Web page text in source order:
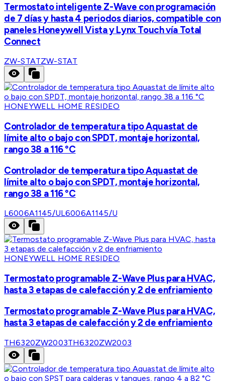
Termostato inteligente Z-Wave con programación
de 7 días y hasta 4 periodos diarios, compatible con
paneles Honeywell Vista y Lynx Touch vía Total
Connect
ZW-STATZW-STAT
HONEYWELL HOME RESIDEO
Controlador de temperatura tipo Aquastat de
límite alto o bajo con SPDT, montaje horizontal,
rango 38 a 116 °C
Controlador de temperatura tipo Aquastat de
límite alto o bajo con SPDT, montaje horizontal,
rango 38 a 116 °C
L6006A1145/UL6006A1145/U
HONEYWELL HOME RESIDEO
Termostato programable Z-Wave Plus para HVAC,
hasta 3 etapas de calefacción y 2 de enfriamiento
Termostato programable Z-Wave Plus para HVAC,
hasta 3 etapas de calefacción y 2 de enfriamiento
TH6320ZW2003TH6320ZW2003